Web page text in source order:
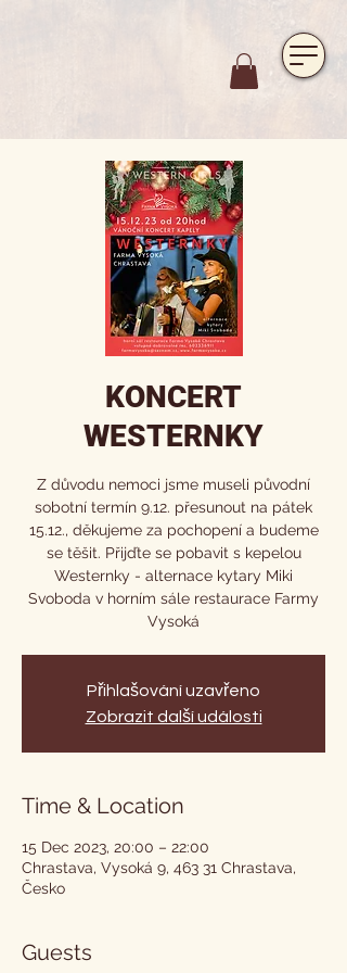
KONCERT
WESTERNKY
Z důvodu nemoci jsme museli původní
sobotní termín 9.12. přesunout na pátek
15.12., děkujeme za pochopení a budeme
se těšit. Přijďte se pobavit s kepelou
Westernky - alternace kytary Miki
Svoboda v horním sále restaurace Farmy
Vysoká
Přihlašování uzavřeno
Zobrazit další události
Time & Location
15 Dec 2023, 20:00 – 22:00
Chrastava, Vysoká 9, 463 31 Chrastava,
Česko
Guests